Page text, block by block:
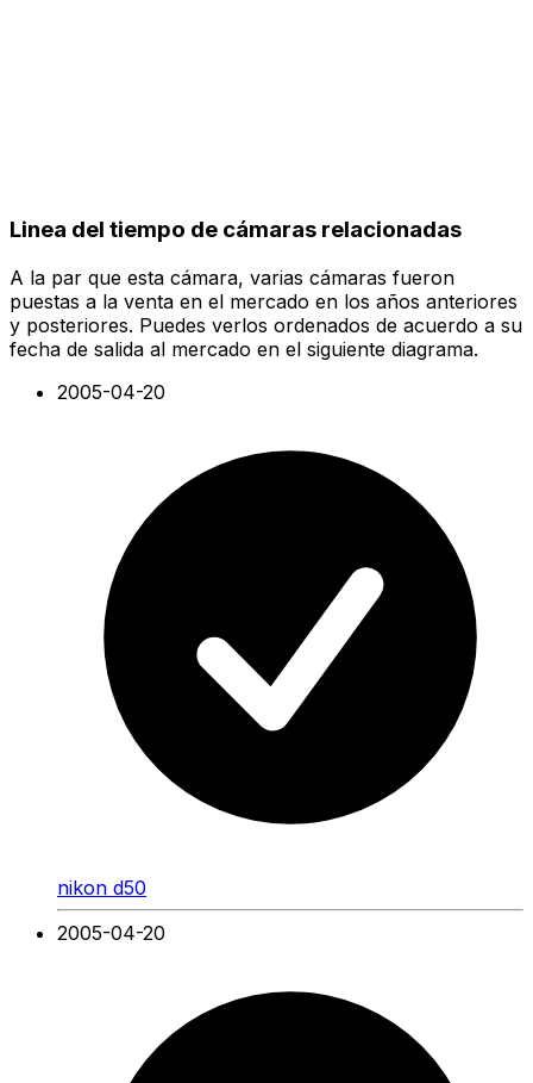
Linea del tiempo de cámaras relacionadas
A la par que esta cámara, varias cámaras fueron
puestas a la venta en el mercado en los años anteriores
y posteriores. Puedes verlos ordenados de acuerdo a su
fecha de salida al mercado en el siguiente diagrama.
2005-04-20
nikon d50
2005-04-20